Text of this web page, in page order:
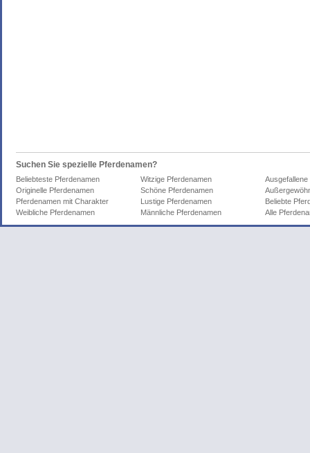
Suchen Sie spezielle Pferdenamen?
Beliebteste Pferdenamen Witzige Pferdenamen
Originelle Pferdenamen
Schöne Pferdenamen
Pferdenamen mit Charakter
Lustige Pferdenamen
Beliebte
Weibliche Pferdenamen
Männliche Pferdenamen Alle